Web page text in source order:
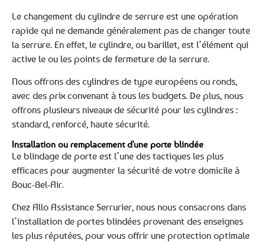
Le changement du cylindre de serrure est une opération
rapide qui ne demande généralement pas de changer toute
la serrure. En effet, le cylindre, ou barillet, est l’élément qui
active le ou les points de fermeture de la serrure.
Nous offrons des cylindres de type européens ou ronds,
avec des prix convenant à tous les budgets. De plus, nous
offrons plusieurs niveaux de sécurité pour les cylindres :
standard, renforcé, haute sécurité.
Installation ou remplacement d'une porte blindée
Le blindage de porte est l’une des tactiques les plus
efficaces pour augmenter la sécurité de votre domicile à
Bouc-Bel-Air.
Chez Allo Assistance Serrurier, nous nous consacrons dans
l’installation de portes blindées provenant des enseignes
les plus réputées, pour vous offrir une protection optimale